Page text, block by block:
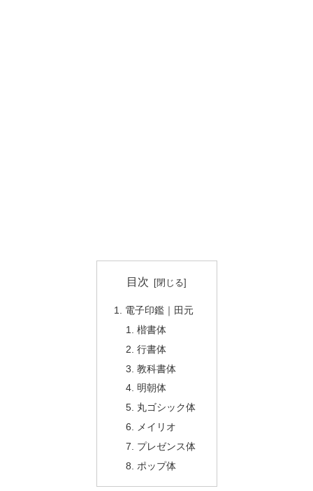
目次
電子印鑑｜田元
楷書体
行書体
教科書体
明朝体
丸ゴシック体
メイリオ
プレゼンス体
ポップ体